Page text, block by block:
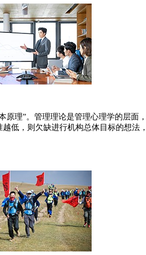
理”。管理理论是管理心理学的层面
低，则欠缺进行机构总体目标的想